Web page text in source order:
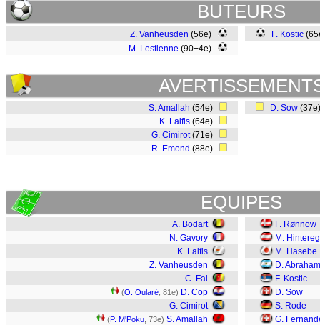
BUTEURS
Z. Vanheusden (56e)
M. Lestienne (90+4e)
F. Kostic
S. Amallah (54e)
K. Laifis (64e)
G. Cimirot(71e)
R. Emond (88e)
D. Sow
EQUIPES
A. Bodart
N. Gavory
K. Laifis
Z. Vanheusden
C. Fai
(O. Oularé , 81e) D. Cop
G. Cimirot
(P. M'Poku , 73e) S. Amallah
F. Rønnow
M.
M. Hasebe
D. Abraham
F. Kostic
D. Sow
S. Rode
G.